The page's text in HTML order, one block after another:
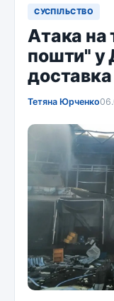
СУСПІЛЬСТВО
Атака на
пошти" у
Тетяна Юрченко